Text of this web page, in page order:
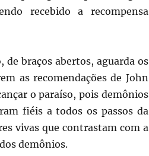
recebido a recompensa
braços abertos, aguarda os
as recomendações de John
o paraíso, pois demônios
fiéis a todos os passos da
vivas que contrastam com a
demônios.